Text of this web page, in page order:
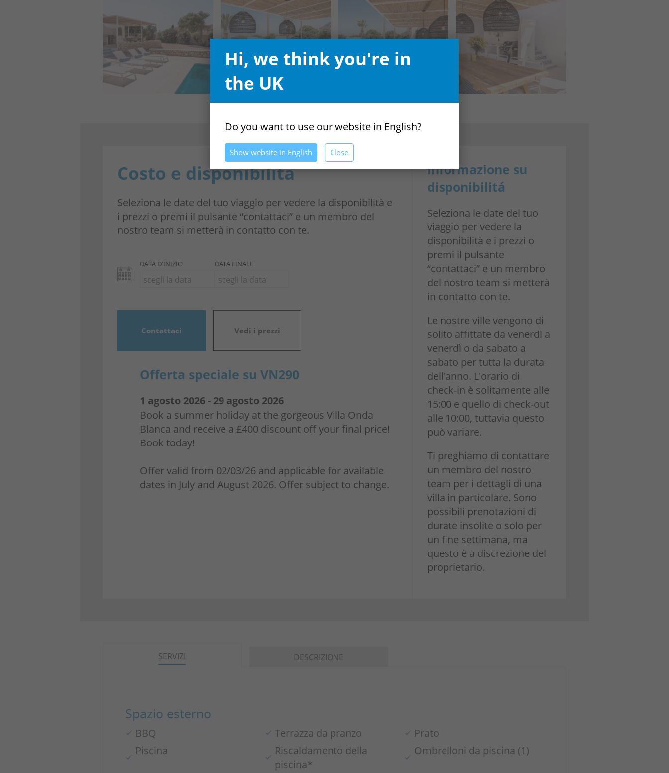
Costo e disponibilitá
Seleziona le date del tuo viaggio per vedere la disponibilità e
i prezzi o premi il pulsante “contattaci” e un membro del
nostro team si metterà in contatto con te.
DATA D'INIZIO DATA FINALE
Contattaci Vedi i prezzi
Offerta speciale su VN290
1 agosto 2026 - 29 agosto 2026
Book a summer holiday at the gorgeous Villa Onda
Blanca and receive a £400 discount off your final price!
Book today!
Offer valid from 02/03/26 and applicable for available
dates in July and August 2026. Offer subject to change.
Informazione su
disponibilitá
Seleziona le date del tuo
viaggio per vedere la
disponibilità e i prezzi o
premi il pulsante
“contattaci” e un membro
del nostro team si metterà
in contatto con te.
Le nostre ville vengono di
solito affittate da venerdì a
venerdì o da sabato a
sabato per tutta la durata
dell'anno. L'orario di
check-in è solitamente alle
15:00 e quello di check-out
alle 10:00, tuttavia questo
può variare.
Ti preghiamo di contattare
un membro del nostro
team per i dettagli di una
villa in particolare. Sono
possibili prenotazioni di
durate insolite o solo per
un fine settimana, ma
questo è a discrezione del
proprietario.
SERVIZI DESCRIZIONE
Spazio esterno
BBQ Terrazza da pranzo
Prato
Piscina
Riscaldamento della
piscina*
Ombrelloni da piscina (1)
Hi, we think you're in
the UK
Do you want to use our website in English?
Show website in English Close